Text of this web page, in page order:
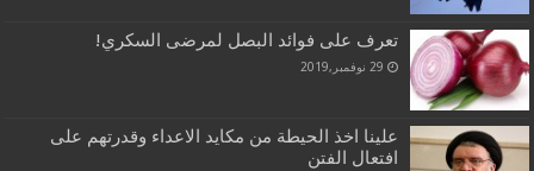
تعرف على فوائد البصل لمرضى السكري!
29 نوفمبر,2019
علينا اخذ الحيطة من مکايد الاعداء وقدرتهم علی
افتعال الفتن